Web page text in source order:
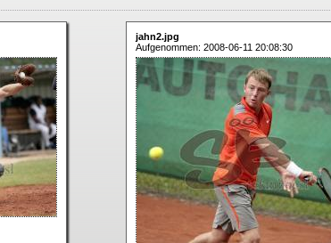
jahn2.jpg
Aufgenommen: 2008-06-11 20:08:30